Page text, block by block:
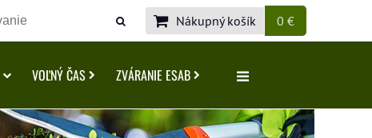
Nákupný košík 0 €
VOĽNÝ ČAS ZVÁRANIE ESAB